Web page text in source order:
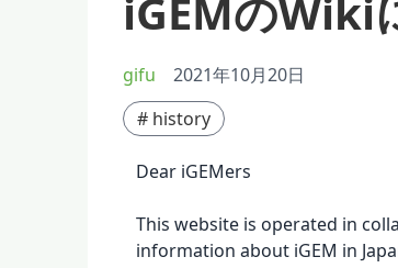
iGEMのWiki
gifu
2021年10月20日
# history
Dear iGEMers
This website is operated in
information about iGEM in